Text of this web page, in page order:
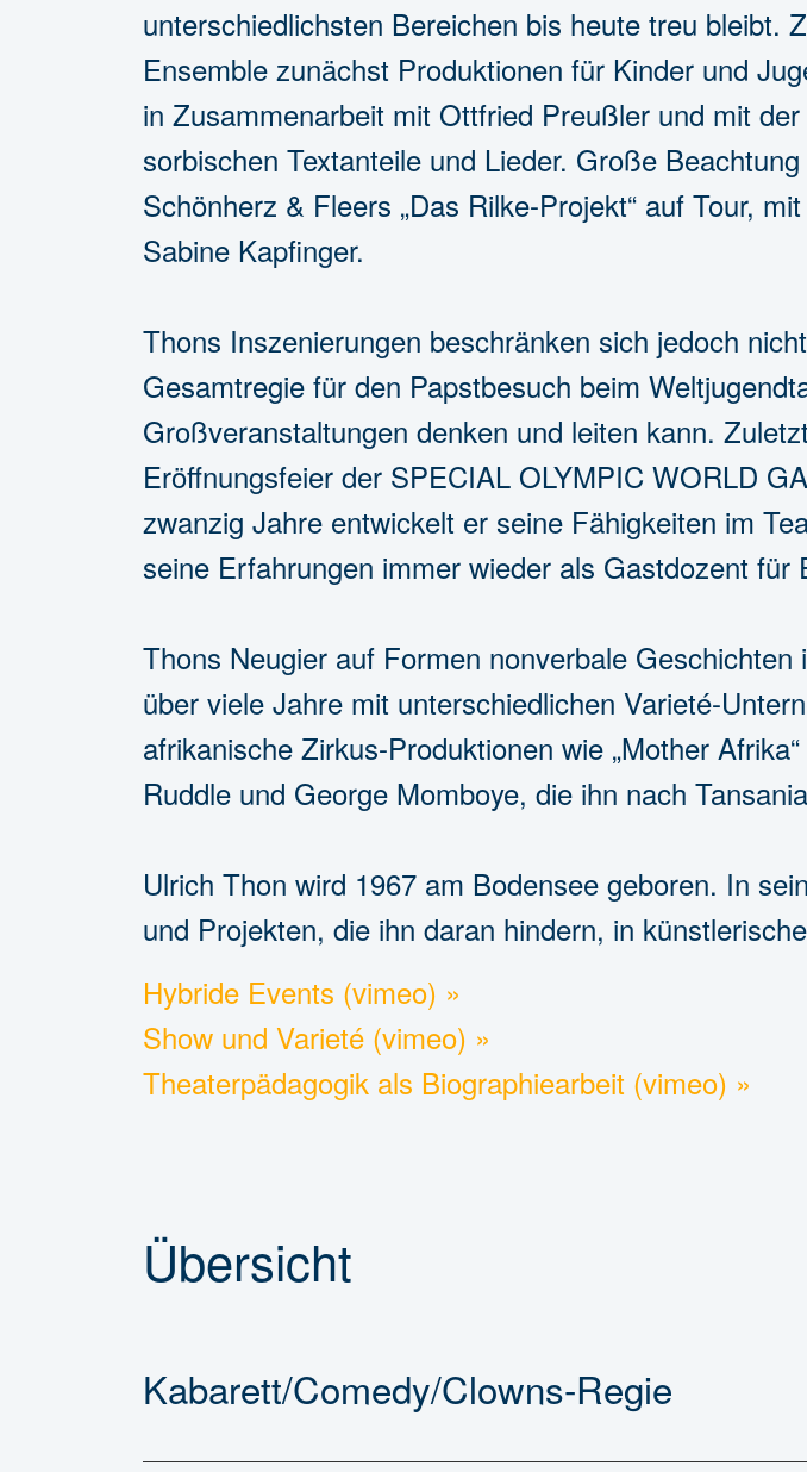
unterschiedlichsten Bereichen bis heute treu bleibt.
Ensemble zunächst Produktionen für Kinder und
in Zusammenarbeit mit Ottfried Preußler und mit
sorbischen Textanteile und Lieder. Große
Schönherz & Fleers „Das Rilke-Projekt“ auf Tour,
Sabine Kapfinger.
Thons Inszenierungen beschränken sich jedoch
Gesamtregie für den Papstbesuch beim
Großveranstaltungen denken und leiten kann.
Eröffnungsfeier der SPECIAL OLYMPIC WORLD
zwanzig Jahre entwickelt er seine Fähigkeiten im
seine Erfahrungen immer wieder als Gastdozent
Thons Neugier auf Formen nonverbale
über viele Jahre mit unterschiedlichen Varieté-
afrikanische Zirkus-Produktionen wie „Mother
Ruddle und George Momboye, die ihn nach
Ulrich Thon wird 1967 am Bodensee geboren. In
und Projekten, die ihn daran hindern, in
Hybride Events (vimeo) »
Show und Varieté (vimeo) »
Theaterpädagogik als Biographiearbeit (vimeo) »
Übersicht
Kabarett/Comedy/Clowns-Regie